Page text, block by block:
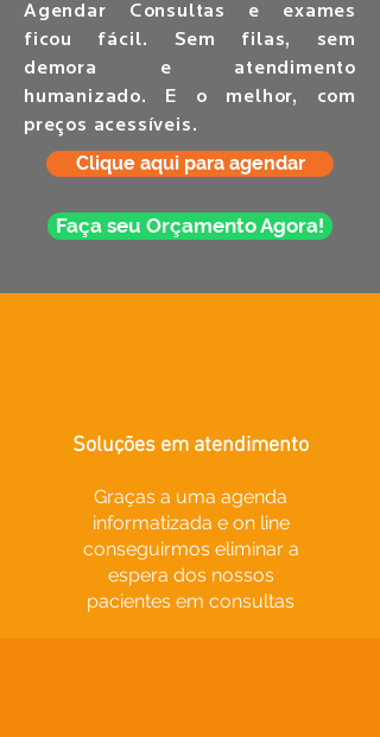
Agendar Consultas e exames
ficou fácil. Sem filas, sem
demora e atendimento
humanizado. E o melhor, com
preços acessíveis.
Clique aqui para agendar
Faça seu Orçamento Agora!
Soluções em atendimento
Graças a uma agenda
informatizada e on line
conseguirmos eliminar a
espera dos nossos
pacientes em consultas